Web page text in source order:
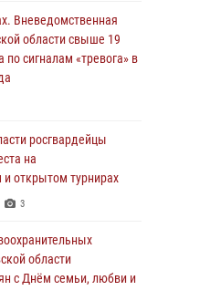
1
росгвардейцы стали
«Динамо» памяти
6
поддержали
СВО
завоевали
чемпионате по
Вневедомственная
области свыше 19
сигналам «тревога» в
росгвардейцы
на
открытом турнирах
3
области
с Днём семьи, любви и